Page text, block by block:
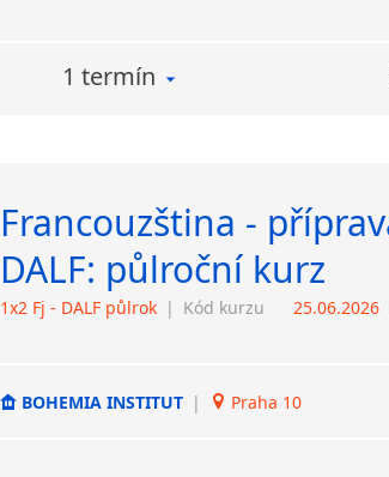
1 termín
Francouzština -
DALF: půlroční kurz
1x2 Fj - DALF půlrok | Kód kurzu 25.06.2026
BOHEMIA INSTITUT | Praha 10